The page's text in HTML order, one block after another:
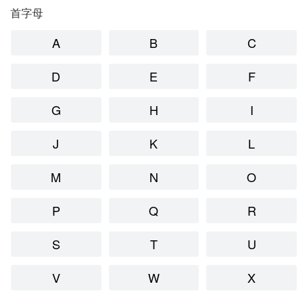
首字母
A B
C
D
E
F
G
H
I
J
K
L
M
N
O
P
Q
R
S
T
U
V
W X